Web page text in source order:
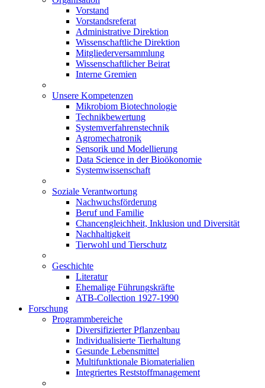
Vorstand
Vorstandsreferat
Administrative Direktion
Wissenschaftliche Direktion
Mitgliederversammlung
Wissenschaftlicher Beirat
Interne Gremien
Unsere Kompetenzen
Mikrobiom Biotechnologie
Technikbewertung
Systemverfahrenstechnik
Agromechatronik
Sensorik und Modellierung
Data Science in der Bioökonomie
Systemwissenschaft
Soziale Verantwortung
Nachwuchsförderung
Beruf und Familie
Chancengleichheit, Inklusion und Diversität
Nachhaltigkeit
Tierwohl und Tierschutz
Geschichte
Literatur
Ehemalige Führungskräfte
ATB-Collection 1927-1990
Forschung
Programmbereiche
Diversifizierter Pflanzenbau
Individualisierte Tierhaltung
Gesunde Lebensmittel
Multifunktionale Biomaterialien
Integriertes Reststoffmanagement